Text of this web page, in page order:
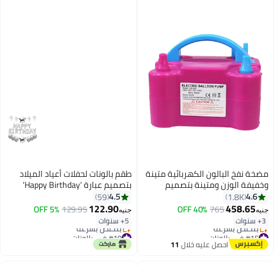
مضخة نفخ البالون الكهربائية متينة
وخفيفة الوزن ومتينة بتصميم
مفصل فريد
4.6
1.8K
جنيه458.65
765
40% OFF
3+ سنوات
#15 في بالونات
توصيل مجاني
بتخلّص بسرعة
احصل عليه خلال 11
طقم بالونات لحفلات أعياد الميلاد
بتصميم عبارة ‘Happy Birthday‘
مكون من 25 قطعة 25 x 3 x 15سم
4.5
59
جنيه122.90
129.95
5% OFF
5+ سنوات
#19 في بالونات
أقل سعر في 7 يوم
بتخلّص بسرعة